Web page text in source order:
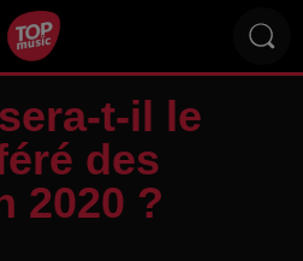
t-il le
des
2020 ?